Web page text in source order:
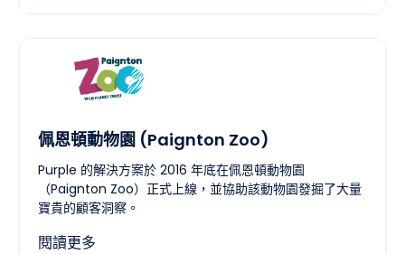
佩恩頓動物園 (Paignton Zoo)
Purple 的解決方案於 2016 年底在佩恩頓動物園
（Paignton Zoo）正式上線，並協助該動物園發掘了大量
寶貴的顧客洞察。
閱讀更多